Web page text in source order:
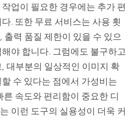
업이 필요한 경우에는 추가 편
. 또한 무료 서비스는 사용 횟
출력 품질 제한이 있을 수 있으
야 합니다. 그럼에도 불구하고
대부분의 일상적인 이미지 확
수 있다는 점에서 가성비는
른 속도와 편리함이 중요한 디
이런 도구의 실용성이 더욱 커